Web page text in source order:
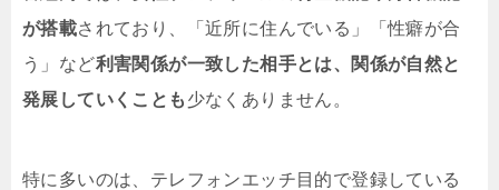
が搭載されており、「近所に住んでいる」「性癖が合
う」など利害関係が一致した相手とは、関係が自然と
発展していくことも 少なくありません。
特に多いのは、テレフォンエッチ目的で登録している